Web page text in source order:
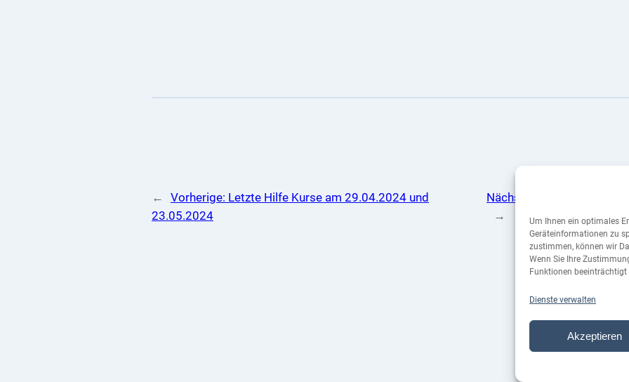
Um Ihnen ein optimales
Geräteinformationen zu
zustimmen, können wir
Wenn Sie Ihre
Funktionen beeinträchtigt
Dienste verwalten
Akzeptieren
← Vorherige: Letzte Hilfe Kurse am 29.04.2024 und
23.05.2024
Nächste:
→